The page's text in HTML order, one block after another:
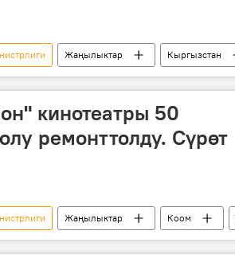
Жаңылыктар Кыргызстан
кинотеатры 50
ремонттолду. Сүрөт
Жаңылыктар Коом
оңдоо